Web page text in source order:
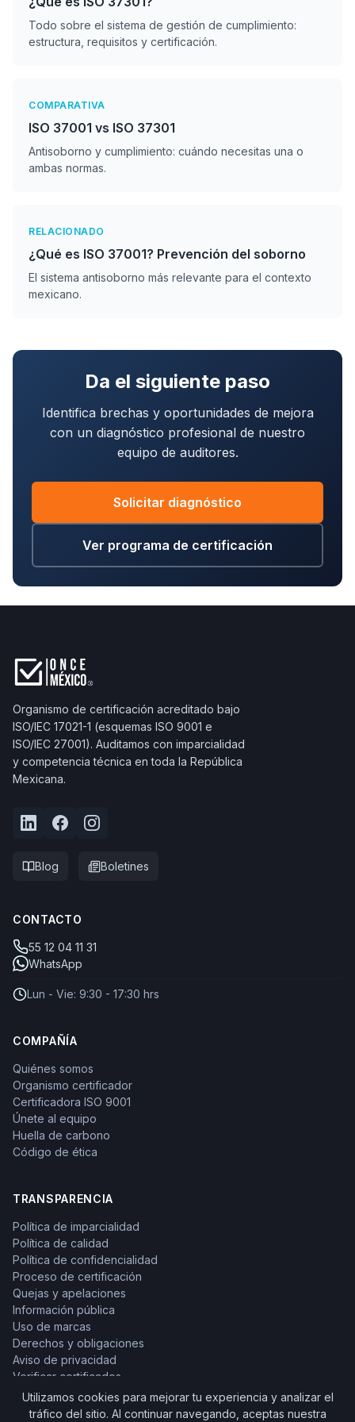
Todo sobre el sistema de gestión de cumplimiento:
estructura, requisitos y certificación.
COMPARATIVA
ISO 37001 vs ISO 37301
Antisoborno y cumplimiento: cuándo necesitas una o
ambas normas.
RELACIONADO
¿Qué es ISO 37001? Prevención del soborno
El sistema antisoborno más relevante para el contexto
mexicano.
Da el siguiente paso
Identifica brechas y oportunidades de mejora
con un diagnóstico profesional de nuestro
equipo de auditores.
Solicitar diagnóstico
Ver programa de certificación
Organismo de certificación acreditado bajo
ISO/IEC 17021-1 (esquemas ISO 9001 e
ISO/IEC 27001). Auditamos con imparcialidad
y competencia técnica en toda la República
Mexicana.
Blog Boletines
CONTACTO
55 12 04 11 31
WhatsApp
Lun - Vie: 9:30 - 17:30 hrs
COMPAÑÍA
Quiénes somos
Organismo certificador
Certificadora ISO 9001
Únete al equipo
Huella de carbono
Código de ética
TRANSPARENCIA
Política de imparcialidad
Política de calidad
Política de confidencialidad
Proceso de certificación
Quejas y apelaciones
Información pública
Uso de marcas
Derechos y obligaciones
Aviso de privacidad
Verificar certificados
Utilizamos cookies para mejorar tu experiencia y analizar el
tráfico del sitio. Al continuar navegando, aceptas nuestra